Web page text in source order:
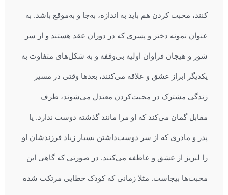
کنند، محبت کردن هم باید به اندازه، به‌جا و به‌موقع باشد. به
عنوان نمونه دختر و پسری که در دوران عقد هستند و از سر
شور و هیجان فراوان اولیه بی‌وقفه و به شکل‌های متفاوت به
یکدیگر ابراز عشق و علاقه می‌کنند، بعدها وقتی در مسیر
زندگی مشترک در محبت‌کردن معتدل می‌شوند، طرف
مقابل گمان می‌کند که او مرا مانند گذشته دوست ندارد. یا
پدر و مادری که از سر دوست‌داشتن بسیار زیاد فرزندشان او
را لبریز از عشق و عاطفه می‌کنند. در صورتی که گاهی این
محبت‌ها بیجاست. مثلا زمانی که کودک خطایی مرتکب شده